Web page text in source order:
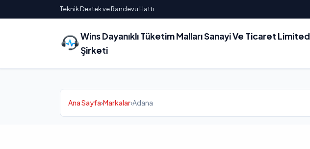
Teknik Destek ve Randevu Hattı
Wins Dayanıklı Tüketim Malları Sanayi Ve Ticaret Limited
Şirketi
Ana Sayfa›Markalar›Adana